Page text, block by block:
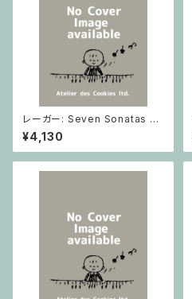
レーガー: Seven Sonatas o
p. 91 Heft 2 / ヴァイオリン
¥4,130